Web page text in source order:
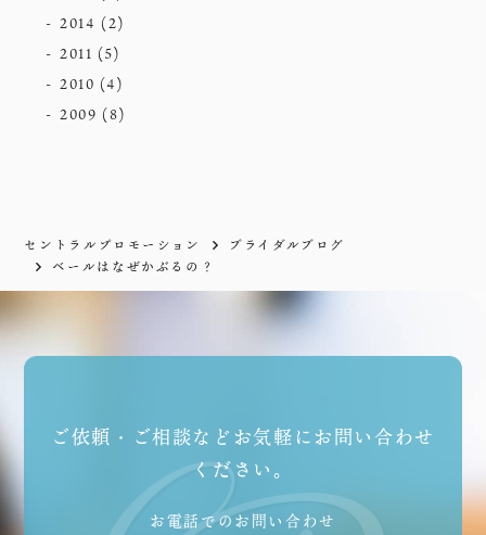
2014 (2)
2011 (5)
2010 (4)
2009 (8)
セントラルプロモーション
ブライダルブログ
ベールはなぜかぶるの？
ご依頼・ご相談などお気軽にお問い合わせ
ください。
お電話でのお問い合わせ